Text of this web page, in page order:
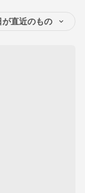
が直近のもの